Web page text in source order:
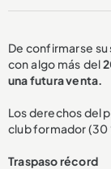
De confirmarse su
con algo más del
una futura venta.
Los derechos del
club formador (30
Traspaso récord